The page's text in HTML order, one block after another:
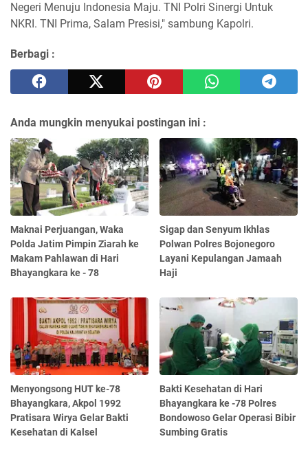
Negeri Menuju Indonesia Maju. TNI Polri Sinergi Untuk
NKRI. TNI Prima, Salam Presisi," sambung Kapolri.
Berbagi :
Anda mungkin menyukai postingan ini :
Maknai Perjuangan, Waka
Polda Jatim Pimpin Ziarah ke
Makam Pahlawan di Hari
Bhayangkara ke - 78
Sigap dan Senyum Ikhlas
Polwan Polres Bojonegoro
Layani Kepulangan Jamaah
Haji
Menyongsong HUT ke-78
Bhayangkara, Akpol 1992
Pratisara Wirya Gelar Bakti
Kesehatan di Kalsel
Bakti Kesehatan di Hari
Bhayangkara ke -78 Polres
Bondowoso Gelar Operasi Bibir
Sumbing Gratis